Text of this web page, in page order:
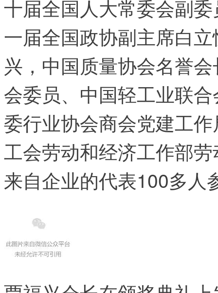
十届全国人大常委会副
一届全国政协副主席白
兴，中国质量协会名誉
会委员、中国轻工业联
委行业协会商会党建工
工会劳动和经济工作部
来自企业的代表100多人